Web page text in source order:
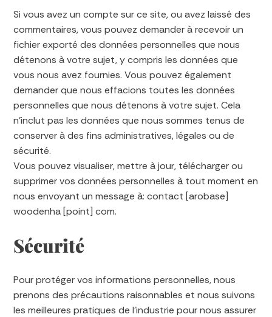
Si vous avez un compte sur ce site, ou avez laissé des
commentaires, vous pouvez demander à recevoir un
fichier exporté des données personnelles que nous
détenons à votre sujet, y compris les données que
vous nous avez fournies. Vous pouvez également
demander que nous effacions toutes les données
personnelles que nous détenons à votre sujet. Cela
n’inclut pas les données que nous sommes tenus de
conserver à des fins administratives, légales ou de
sécurité.
Vous pouvez visualiser, mettre à jour, télécharger ou
supprimer vos données personnelles à tout moment en
nous envoyant un message à: contact [arobase]
woodenha [point] com.
Sécurité
Pour protéger vos informations personnelles, nous
prenons des précautions raisonnables et nous suivons
les meilleures pratiques de l’industrie pour nous assurer